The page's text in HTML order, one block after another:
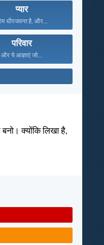
प्यार
धीरजवन्त है, और...
परिवार
और ये आज्ञाएं जो...
क्योंकि लिखा है,